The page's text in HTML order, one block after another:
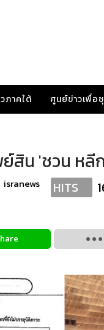
ภาคใต้ ศูนย์ข่าวเพื่อ
สิน 'ชวน หลี
isranews HITS